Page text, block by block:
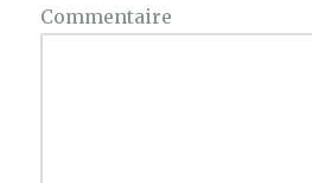
Commentaire